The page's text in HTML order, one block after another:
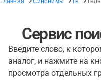
Сервис
Введите слово, к
аналог, и нажмите на
просмотра отдельных